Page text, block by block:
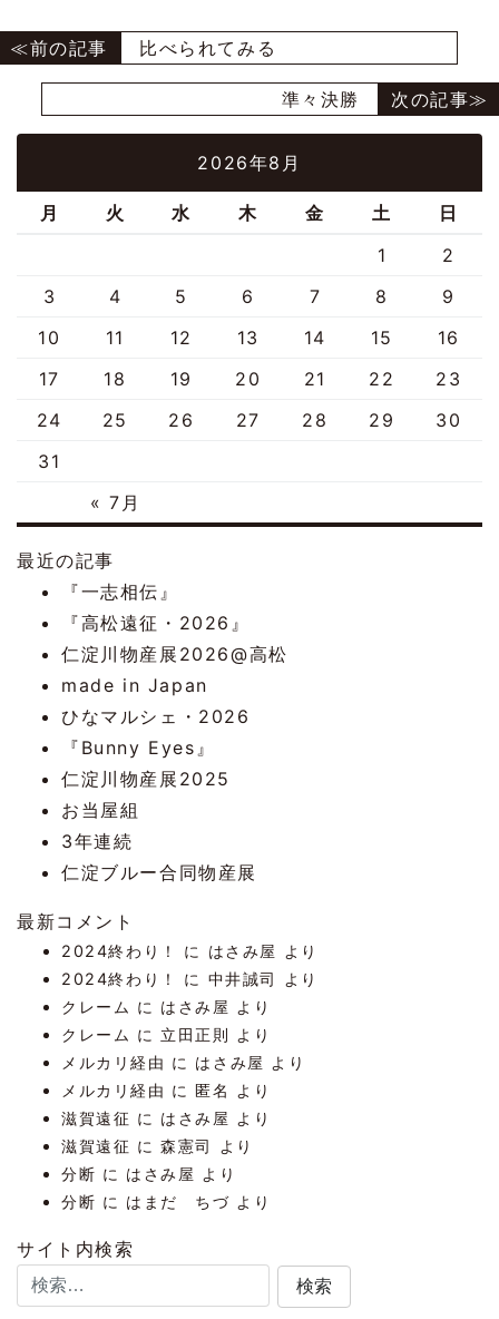
比べられてみる
準々決勝
2026年8月
月 火 水 木 金 土 日
« 7月
1
2
3
4 5 6 7 8
9
10
11 12 13 14 15
16
17
18 19 20 21 22
23
24
25 26 27 28 29
30
31
最近の記事
『一志相伝』
『高松遠征・2026』
仁淀川物産展2026@高松
made in Japan
ひなマルシェ・2026
『Bunny Eyes』
仁淀川物産展2025
お当屋組
3年連続
仁淀ブルー合同物産展
最新コメント
2024終わり！ に はさみ屋
より
2024終わり！
に 中井誠司
より
クレーム に はさみ屋 より
クレーム に 立田正則 より
メルカリ経由 に はさみ屋 より
メルカリ経由 に匿名
より
滋賀遠征 に はさみ屋 より
滋賀遠征 に森憲司
より
分断 に はさみ屋 より
分断 に はまだ ちづ より
サイト内検索